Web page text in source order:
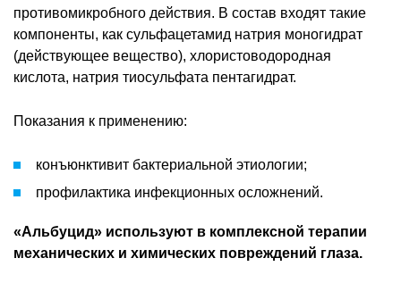
противомикробного действия. В состав входят такие
компоненты, как сульфацетамид натрия моногидрат
(действующее вещество), хлористоводородная
кислота, натрия тиосульфата пентагидрат.
Показания к применению:
конъюнктивит бактериальной этиологии;
профилактика инфекционных осложнений.
«Альбуцид» используют в комплексной терапии
механических и химических повреждений глаза.